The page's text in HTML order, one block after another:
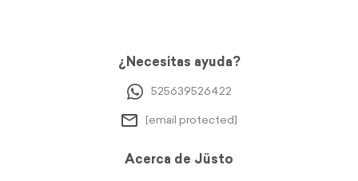
¿Necesitas ayuda?
525639526422
[email protected]
Acerca de Jüsto